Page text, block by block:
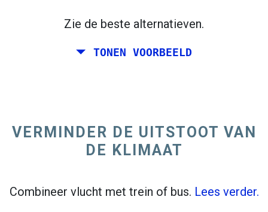
Zie de beste alternatieven.
TONEN VOORBEELD
VERMINDER DE UITSTOOT VAN
DE KLIMAAT
Combineer vlucht met trein of bus. Lees verder.